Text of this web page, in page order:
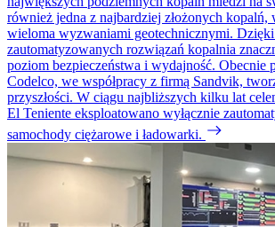
również jedna z najbardziej złożonych kopalń,
wieloma wyzwaniami geotechnicznymi. Dzięki
zautomatyzowanych rozwiązań kopalnia
poziom bezpieczeństwa i wydajność. Obecnie
Codelco, we współpracy z firmą Sandvik,
przyszłości. W ciągu najbliższych kilku lat
El Teniente eksploatowano wyłącznie
samochody ciężarowe i ładowarki.